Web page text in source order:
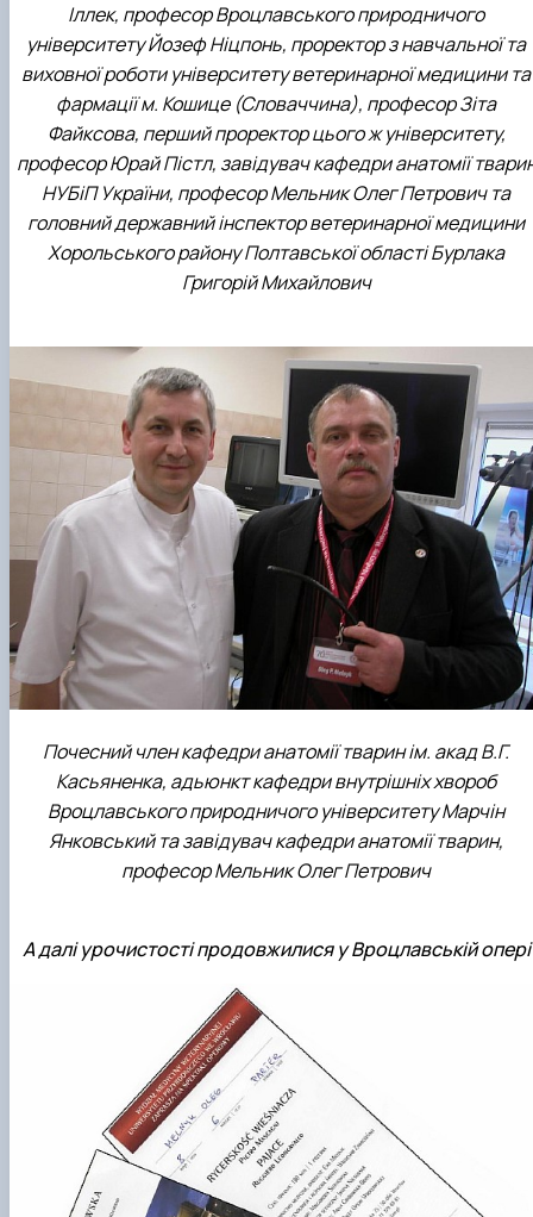
Іллек, професор Вроцлавського природничого
університету Йозеф Ніцпонь, проректор з навчальної та
виховної роботи університету ветеринарної медицини та
фармації м. Кошице (Словаччина), професор Зіта
Файксова, перший проректор цього ж університету,
професор Юрай Пістл, завідувач кафедри анатомії
НУБіП України, професор Мельник Олег Петрович та
головний державний інспектор ветеринарної медицини
Хорольського району Полтавської області Бурлака
Григорій Михайлович
Почесний член кафедри анатомії тварин ім. акад В.Г.
Касьяненка, адьюнкт кафедри внутрішніх хвороб
Вроцлавського природничого університету Марчін
Янковський та завідувач кафедри анатомії тварин,
професор Мельник Олег Петрович
А далі урочистості продовжилися у Вроцлавській опері